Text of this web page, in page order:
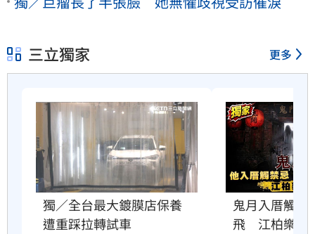
三立獨家 更多
獨／全台最大鍍膜店保養
遭重踩拉轉試車
鬼月入厝觸禁
飛　江柏樂曝